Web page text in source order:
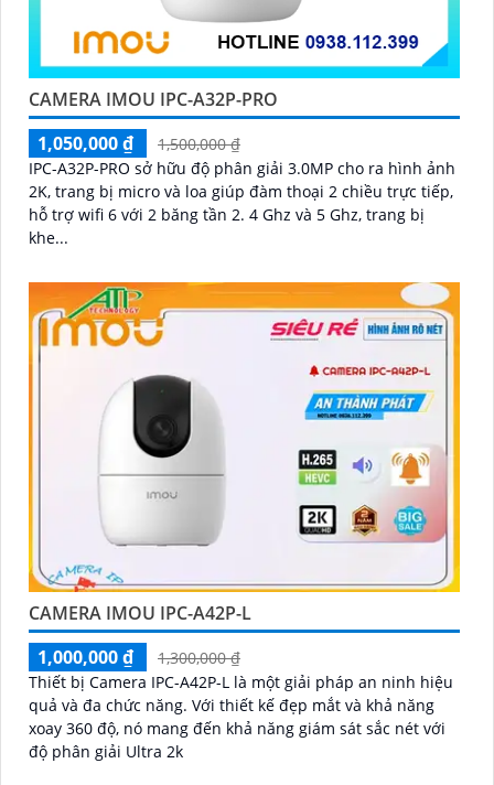
CAMERA IMOU IPC-A32P-PRO
1,050,000 ₫
1,500,000 ₫
IPC-A32P-PRO sở hữu độ phân giải 3.0MP cho ra hình ảnh
2K, trang bị micro và loa giúp đàm thoại 2 chiều trực tiếp,
hỗ trợ wifi 6 với 2 băng tần 2. 4 Ghz và 5 Ghz, trang bị
khe...
CAMERA IMOU IPC-A42P-L
1,000,000 ₫
1,300,000 ₫
Thiết bị Camera IPC-A42P-L là một giải pháp an ninh hiệu
quả và đa chức năng. Với thiết kế đẹp mắt và khả năng
xoay 360 độ, nó mang đến khả năng giám sát sắc nét với
độ phân giải Ultra 2k